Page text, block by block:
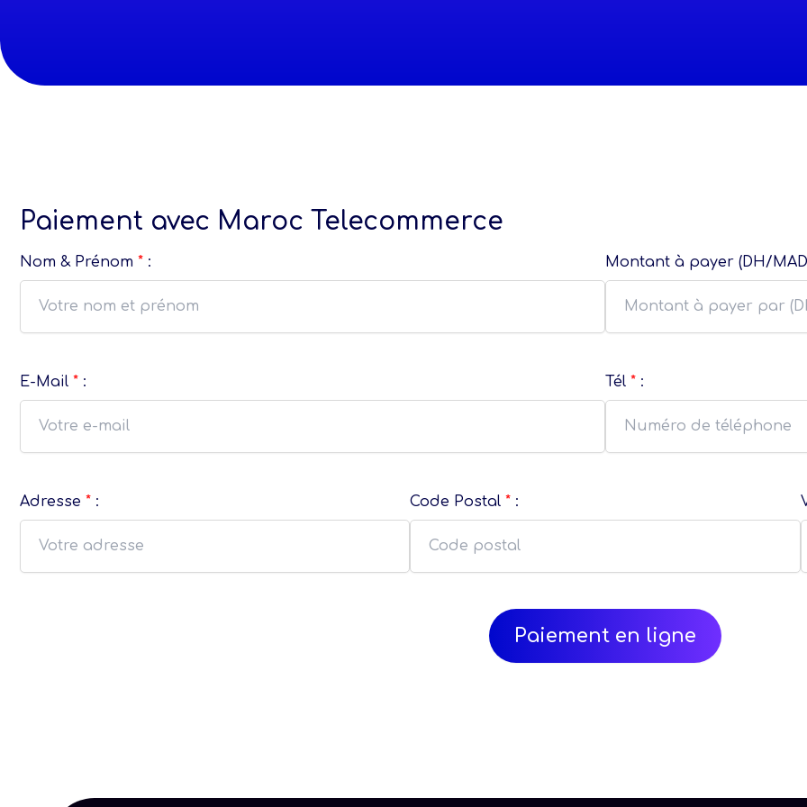
Paiement avec Maroc Telecommerce
Nom & Prénom * : Montant à payer (DH/
E-Mail * : Tél * :
Adresse * : Code Postal* :